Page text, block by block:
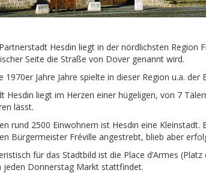
Hesdin liegt in der nördlichsten Region
Seite die Straße von Dover genannt wird.
1970er Jahre Jahre spielte in dieser Region u.a.
Hesdin liegt im Herzen einer hügeligen, von 7
lässt.
rund 2500 Einwohnern ist Hesdin eine
Bürgermeister Fréville angestrebt, blieb aber
für das Stadtbild ist die Place d’Armes
jeden Donnerstag Markt stattfindet.